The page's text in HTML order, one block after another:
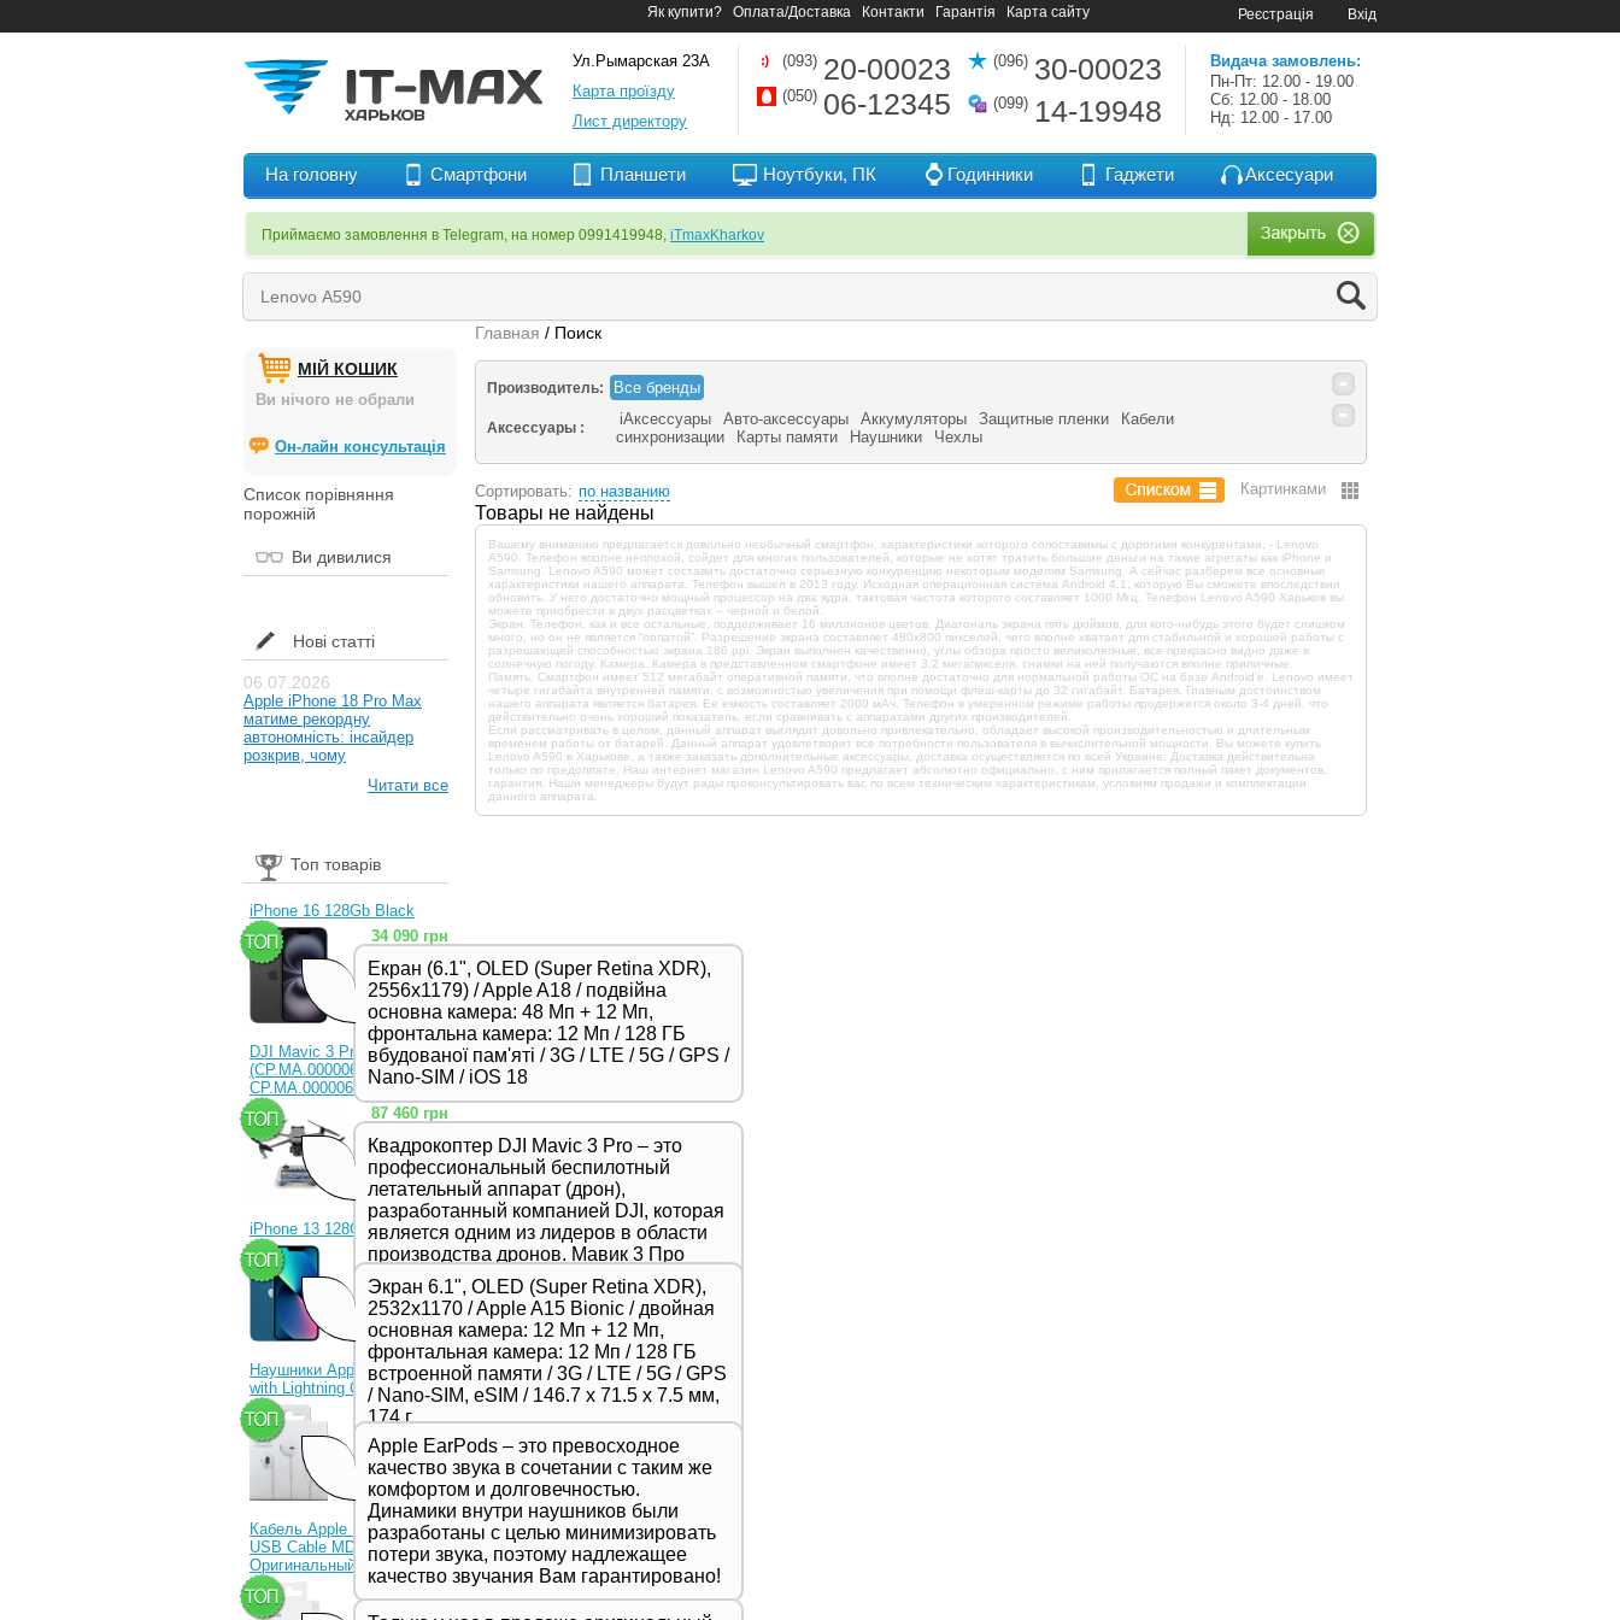
Як купити? Оплата/Доставка Контакти Гарантія Карта сайту Реєстрація Вхід
Ул.Рымарская 23А
Карта проїзду
Лист директору
(093) 20-00023
(050) 06-12345
(096) 30-00023
(099) 14-19948
Видача замовлень:
Пн-Пт: 12.00 - 19.00
Сб: 12.00 - 18.00
Нд: 12.00 - 17.00
На головну Смартфони Планшети Ноутбуки, ПК Годинники Гаджети Аксесуари
Приймаємо замовлення в Telegram, на номер 0991419948, iTmaxKharkov
МІЙ КОШИК
Ви нічого не обрали
Он-лайн консультація
Список порівняння
порожній
Ви дивилися
Нові статті
06.07.2026
Apple iPhone 18 Pro Max
матиме рекордну
автономність: інсайдер
розкрив, чому
Читати все
Топ товарів
iPhone 16 128Gb Black
Екран (6.1", OLED (Super Retina XDR),
2556x1179) / Apple A18 / подвійна
основна камера: 48 Мп + 12 Мп,
фронтальна камера: 12 Мп / 128 ГБ
вбудованої пам'яті / 3G / LTE / 5G / GPS /
Nano-SIM / iOS 18
34 090 грн
DJI Mavic 3 Pro (RC)
(CP.MA.00000654.01,
CP.MA.00000656.01)
Квадрокоптер DJI Mavic 3 Pro – это
профессиональный беспилотный
летательный аппарат (дрон),
разработанный компанией DJI, которая
является одним из лидеров в области
производства дронов. Мавик 3 Про
представляет собой новейшую модель
в серии Mavic и отличается высоким
качеством съемки, продвинутыми
функциями и улучшенной
производительностью,
предназначенной для
профессиональных фотографов и
видеооператоров.
87 460 грн
iPhone 13 128Gb Blue
Экран 6.1", OLED (Super Retina XDR),
2532x1170 / Apple A15 Bionic / двойная
основная камера: 12 Мп + 12 Мп,
фронтальная камера: 12 Мп / 128 ГБ
встроенной памяти / 3G / LTE / 5G / GPS
/ Nano-SIM, eSIM / 146.7 х 71.5 х 7.5 мм,
174 г
23 330 грн
Наушники Apple EarPods
with Lightning Connector
Apple EarPods – это превосходное
качество звука в сочетании с таким же
комфортом и долговечностью.
Динамики внутри наушников были
разработаны с целью минимизировать
потери звука, поэтому надлежащее
качество звучания Вам гарантировано!
1 350 грн
Кабель Apple Lightning to
USB Cable MD818ZM
Оригинальный!
Главная / Поиск
Производитель: Все бренды
Аксессуары : iАксессуары Авто-аксессуары Аккумуляторы Защитные пленки
Кабели
синхронизации
Карты памяти Наушники Чехлы
Сортировать: по названию
Товары не найдены
Вашему вниманию предлагается довольно необычный смартфон, характеристики которого сопоставимы с дорогими конкурентами, - Lenovo
A590. Телефон вполне неплохой, сойдет для многих пользователей, которые не хотят тратить большие деньги на такие агрегаты как iPhone и
Samsung. Lenovo A590 может составить достаточно серьезную конкуренцию некоторым моделям Samsung. А сейчас разберем все основные
характеристики нашего аппарата. Телефон вышел в 2013 году. Исходная операционная система Android 4.1, которую Вы сможете впоследствии
обновить. У него достаточно мощный процессор на два ядра, тактовая частота которого составляет 1000 Мгц. Телефон Lenovo A590 Харьков вы
можете приобрести в двух расцветках – черной и белой.
Экран. Телефон, как и все остальные, поддерживает 16 миллионов цветов. Диагональ экрана пять дюймов, для кого-нибудь этого будет слишком
много, но он не является “лопатой”. Разрешение экрана составляет 480x800 пикселей, чего вполне хватает для стабильной и хорошей работы с
разрешающей способностью экрана 186 ppi. Экран выполнен качественно, углы обзора просто великолепные, все прекрасно видно даже в
солнечную погоду. Камера. Камера в представленном смартфоне имеет 3.2 мегапикселя, снимки на ней получаются вполне приличные.
Память. Смартфон имеет 512 мегабайт оперативной памяти, что вполне достаточно для нормальной работы ОС на базе Android’е. Lenovo имеет
четыре гигабайта внутренней памяти, с возможностью увеличения при помощи флеш-карты до 32 гигабайт. Батарея. Главным достоинством
нашего аппарата является батарея. Ее емкость составляет 2000 мАч. Телефон в умеренном режиме работы продержится около 3-4 дней, что
действительно очень хороший показатель, если сравнивать с аппаратами других производителей.
Если рассматривать в целом, данный аппарат выглядит довольно привлекательно, обладает высокой производительностью и длительным
временем работы от батарей. Данный аппарат удовлетворит все потребности пользователя в вычислительной мощности. Вы можете купить
Lenovo A590 в Харькове, а также заказать дополнительные аксессуары, доставка осуществляется по всей Украине. Доставка действительна
только по предоплате. Наш интернет магазин Lenovo A590 предлагает абсолютно официально, с ним прилагается полный пакет документов,
гарантия. Наши менеджеры будут рады проконсультировать вас по всем техническим характеристикам, условиям продажи и комплектации
данного аппарата.